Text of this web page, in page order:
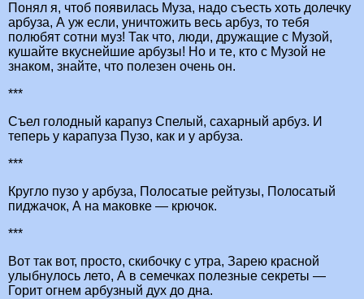
Понял я, чтоб появилась Муза, надо съесть хоть долечку
арбуза, А уж если, уничтожить весь арбуз, то тебя
полюбят сотни муз! Так что, люди, дружащие с Музой,
кушайте вкуснейшие арбузы! Но и те, кто с Музой не
знаком, знайте, что полезен очень он.
***
Съел голодный карапуз Спелый, сахарный арбуз. И
теперь у карапуза Пузо, как и у арбуза.
***
Кругло пузо у арбуза, Полосатые рейтузы, Полосатый
пиджачок, А на маковке — крючок.
***
Вот так вот, просто, скибочку с утра, Зарею красной
улыбнулось лето, А в семечках полезные секреты —
Горит огнем арбузный дух до дна.